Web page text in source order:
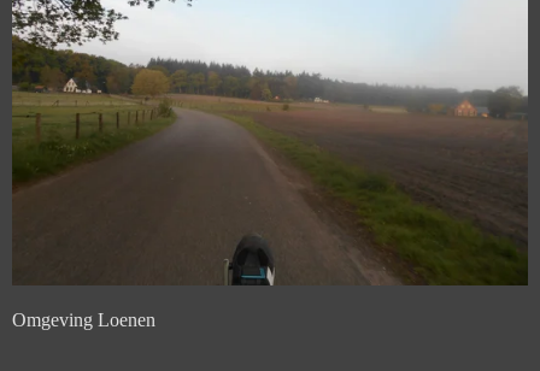
Omgeving Loenen